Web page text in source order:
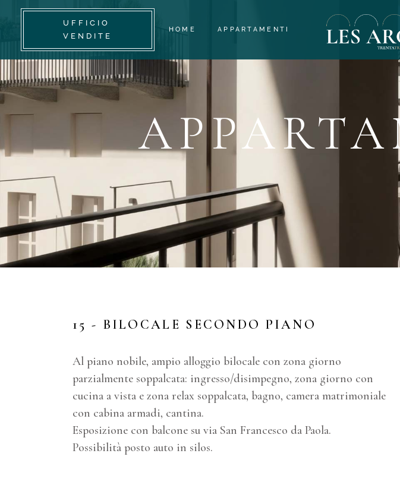
UFFICIO
VENDITE
HOME APPARTAMENTI
TRILOCALI
PLURILOCALI
15 - BILOCALE SECONDO PIANO
Al piano nobile, ampio alloggio bilocale con zona giorno
parzialmente soppalcata: ingresso/disimpegno, zona giorno con
cucina a vista e zona relax soppalcata, bagno, camera matrimoniale
con cabina armadi, cantina.
Esposizione con balcone su via San Francesco da Paola.
Possibilità posto auto in silos.